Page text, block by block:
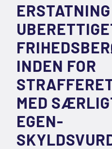
INDEN FOR
MED
EGEN-